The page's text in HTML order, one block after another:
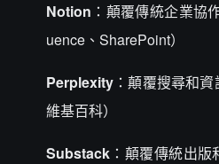
Notion ：顛覆傳統企業協
uence、SharePoint）
Perplexity ：顛覆搜尋和
維基百科）
Substack ：顛覆傳統出